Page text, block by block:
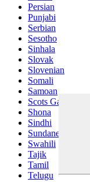
Persian
Punjabi
Serbian
Sesotho
Sinhala
Slovak
Slovenian
Somali
Samoan
Scots Gaelic
Shona
Sindhi
Sundanese
Swahili
Tajik
Tamil
Telugu